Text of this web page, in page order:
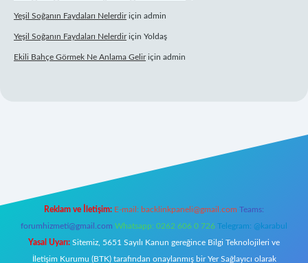
Yeşil Soğanın Faydaları Nelerdiriçin admin
Yeşil Soğanın Faydaları Nelerdiriçin Yoldaş
Ekili Bahçe Görmek Ne Anlama Geliriçin admin
Reklam ve İletişim: E-mail: backlinkpaneli@gmail.com Teams:
forumhizmeti@gmail.com Whatsapp: 0262 606 0 726 Telegram: @karabul
Yasal Uyarı: Sitemiz, 5651 Sayılı Kanun gereğince Bilgi Teknolojileri ve
İletişim Kurumu (BTK) tarafından onaylanmış bir Yer Sağlayıcı olarak